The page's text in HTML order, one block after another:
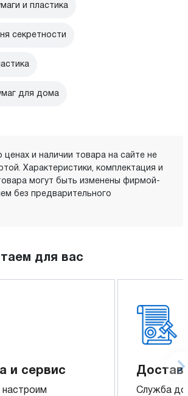
и пластика
секретности
для дома
и наличии товара на сайте не
Характеристики, комплектация и
могут быть изменены фирмой-
без предварительного
для вас
и сервис
настроим
Служба